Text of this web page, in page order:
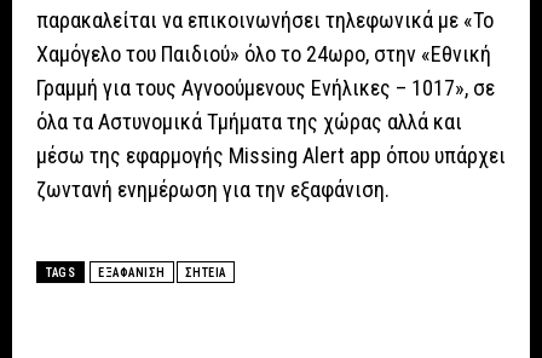
παρακαλείται να επικοινωνήσει τηλεφωνικά με «Το
Χαμόγελο του Παιδιού» όλο το 24ωρο, στην «Εθνική
Γραμμή για τους Αγνοούμενους Ενήλικες – 1017», σε
όλα τα Αστυνομικά Τμήματα της χώρας αλλά και
μέσω της εφαρμογής Missing Alert app όπου υπάρχει
ζωντανή ενημέρωση για την εξαφάνιση.
TAGS ΕΞΑΦΑΝΙΣΗ ΣΗΤΕΙΑ